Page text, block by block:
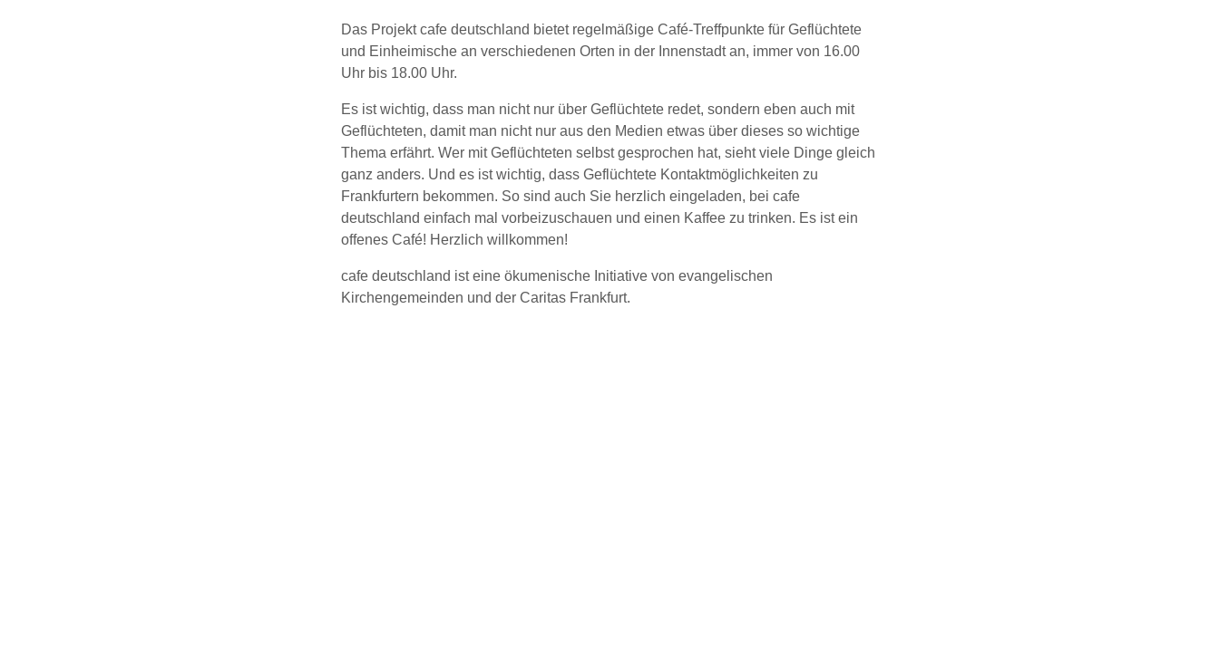
Das Projekt cafe deutschland bietet regelmäßige Café-Treffpunkte für Geflüchtete
und Einheimische an verschiedenen Orten in der Innenstadt an, immer von 16.00
Uhr bis 18.00 Uhr.
Es ist wichtig, dass man nicht nur über Geflüchtete redet, sondern eben auch mit
Geflüchteten, damit man nicht nur aus den Medien etwas über dieses so wichtige
Thema erfährt. Wer mit Geflüchteten selbst gesprochen hat, sieht viele Dinge gleich
ganz anders. Und es ist wichtig, dass Geflüchtete Kontaktmöglichkeiten zu
Frankfurtern bekommen. So sind auch Sie herzlich eingeladen, bei cafe
deutschland einfach mal vorbeizuschauen und einen Kaffee zu trinken. Es ist ein
offenes Café! Herzlich willkommen!
cafe deutschland ist eine ökumenische Initiative von evangelischen
Kirchengemeinden und der Caritas Frankfurt.